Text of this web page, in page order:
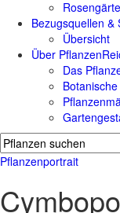
Bezugsquellen &
Übersicht
Über
Das
Pflanzenportrait